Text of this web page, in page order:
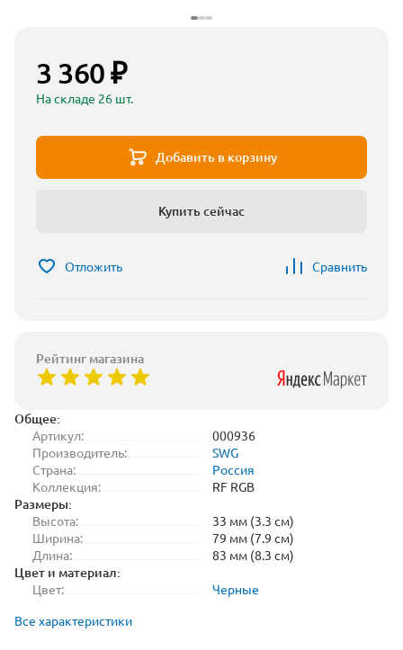
Общее:
Артикул:
000936
Производитель:
SWG
Страна:
Россия
Коллекция:
RF RGB
Размеры:
Высота:
33 мм (3.3 см)
Ширина:
79 мм (7.9 см)
Длина:
83 мм (8.3 см)
Цвет и материал:
Цвет:
Черные
Все характеристики
3 360 ₽
На складе 26 шт.
Добавить в корзину
Купить сейчас
Отложить Сравнить
Рейтинг магазина